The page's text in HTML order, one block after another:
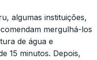
algumas instituições,
mergulhá-los
de água e
15 minutos. Depois,